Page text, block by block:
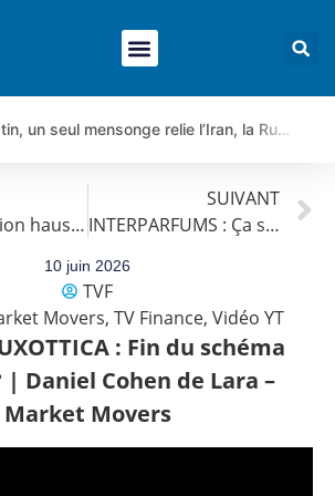
Ce matin, un seul mensonge relie l’Iran, la Russie et Trump | par Louis Antoine Michelet
Ce que Trump, Téhéran et Pékin ne veulent pas que vous voyiez ensemble | par Louis-Antoine Michelet
Vente du Turbo infini BEST PUT COINBASE WO83V à 0,51 € (+46 %)
Gaza, Iran, Chine : la guerre mondiale vient de commencer | par Louis-Antoine Michelet
Jean Marie Seronie :Loi agricole : vraie réforme ou simple réponse à la colère ?| Interview Éco
L’ORÉAL : Vision haussière | Daniel Cohen de Lara – Market Movers
SUIVANT
INTERPARFUMS : Ça sent bon ! | Daniel Cohen de Lara – Market Movers
10 juin 2026
TVF
Movers, TV Finance, Vidéo YT
: Fin du schéma
| Daniel Cohen de Lara –
Market Movers